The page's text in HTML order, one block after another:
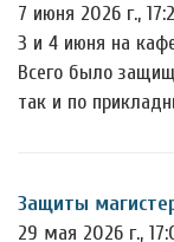
7 июня 2026 г.,
3 и 4 июня на
Всего было
так и по
Защиты
29 мая 2026 г.,